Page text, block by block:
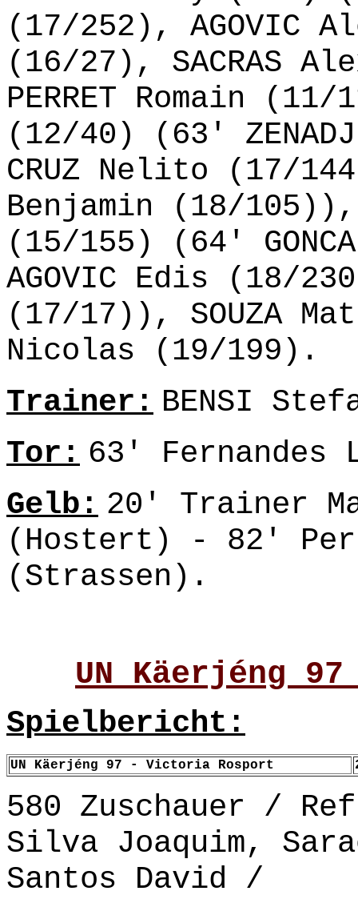
(17/252), AGOVIC
(16/27), SACRAS
PERRET Romain
(12/40) (63'
CRUZ Nelito (17/
Benjamin (18/105)),
(15/155) (64'
AGOVIC Edis (18/
(17/17)), SOUZA
Nicolas (19/199).
Trainer: BENSI
Tor: 63' Fernandes
Gelb: 20' Trainer
(Hostert) - 82'
(Strassen).
UN Käerjéng
Spielbericht:
UN Käerjéng 97 - Victoria Rosport
580 Zuschauer /
Silva Joaquim,
Santos David /